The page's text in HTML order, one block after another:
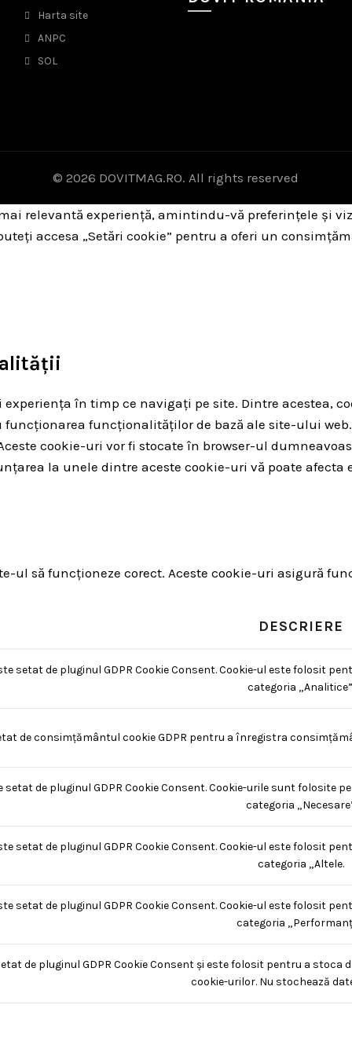
Harta site
ANPC
SOL
© 2026 DOVITMAG.RO. All rights reserved
relevantă experiență, amintindu-vă preferințele și
accesa „Setări cookie” pentru a oferi un
în timp ce navigați pe site. Dintre acestea,
funcționalităților de bază ale site-ului
cookie-uri vor fi stocate în browser-ul
la unele dintre aceste cookie-uri vă poate afecta
ul să funcționeze corect. Aceste cookie-uri asigură
DESCRIERE
setat de pluginul GDPR Cookie Consent. Cookie-ul este folosit
categoria
de consimțământul cookie GDPR pentru a înregistra
setat de pluginul GDPR Cookie Consent. Cookie-urile sunt
categoria
setat de pluginul GDPR Cookie Consent. Cookie-ul este folosit
categoria „Altele.
setat de pluginul GDPR Cookie Consent. Cookie-ul este folosit
categoria
de pluginul GDPR Cookie Consent și este folosit pentru a
cookie-urilor. Nu stochează